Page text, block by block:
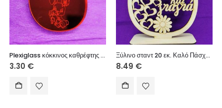
Plexiglass κόκκινος καθρέφτης αυγό 7 εκ. Καλό Πάσχα Νονά μου
3.30 €
Ξύλινο σταντ 20 εκ. Καλό Πάσχα παππού και γιαγιά
8.49 €